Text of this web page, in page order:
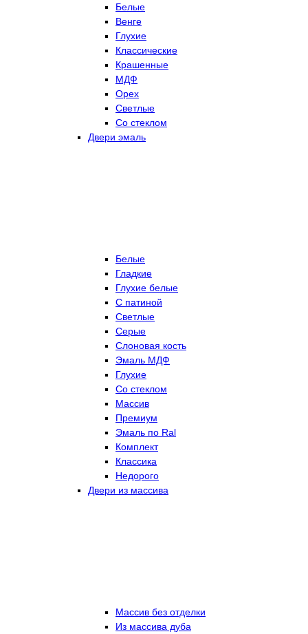
Белые
Венге
Глухие
Классические
Крашенные
МДФ
Орех
Светлые
Со стеклом
Двери эмаль
Белые
Гладкие
Глухие белые
С патиной
Светлые
Серые
Слоновая кость
Эмаль МДФ
Глухие
Со стеклом
Массив
Премиум
Эмаль по Ral
Комплект
Классика
Недорого
Двери из массива
Массив без отделки
Из массива дуба